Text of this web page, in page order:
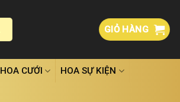
GIỎ HÀNG
HOA CƯỚI HOA SỰ KIỆN